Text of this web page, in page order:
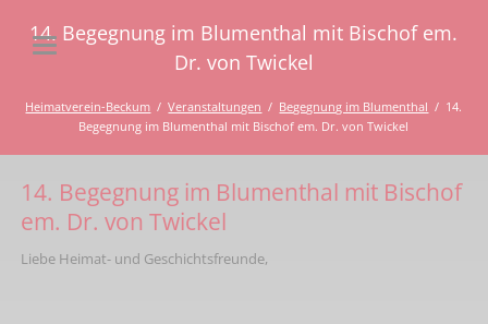
14. Begegnung im Blumenthal mit Bischof em.
Dr. von Twickel
Heimatverein-Beckum Veranstaltungen Begegnung im Blumenthal
14.
Begegnung im Blumenthal mit Bischof em. Dr. von Twickel
14. Begegnung im Blumenthal mit Bischof
em. Dr. von Twickel
Liebe Heimat- und Geschichtsfreunde,